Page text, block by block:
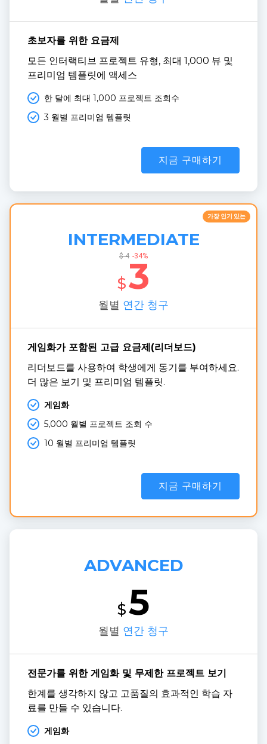
초보자를 위한 요금제
모든 인터랙티브 프로젝트 유형, 최대 1,000 뷰 및
프리미엄 템플릿에 액세스
한 달에 최대 1,000 프로젝트 조회수
3 월별 프리미엄 템플릿
지금 구매하기
가장 인기 있는
INTERMEDIATE
$3
$ 4 -34%
월별 연간 청구
게임화가 포함된 고급 요금제(리더보드)
리더보드를 사용하여 학생에게 동기를 부여하세요.
더 많은 보기 및 프리미엄 템플릿.
게임화
5,000 월별 프로젝트 조회 수
10 월별 프리미엄 템플릿
지금 구매하기
ADVANCED
$5
월별 연간 청구
전문가를 위한 게임화 및 무제한 프로젝트 보기
한계를 생각하지 않고 고품질의 효과적인 학습 자
료를 만들 수 있습니다.
게임화